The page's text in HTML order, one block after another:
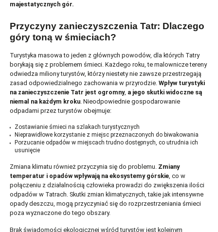
majestatycznych gór.
Przyczyny zanieczyszczenia Tatr: Dlaczego
góry toną w śmieciach?
Turystyka masowa to jeden z głównych powodów, dla których Tatry
borykają się z problemem śmieci. Każdego roku, te malownicze tereny
odwiedza miliony turystów, którzy niestety nie zawsze przestrzegają
zasad odpowiedzialnego zachowania w przyrodzie. Wpływ turystyki
na zanieczyszczenie Tatr jest ogromny, a jego skutki widoczne są
niemal na każdym kroku. Nieodpowiednie gospodarowanie
odpadami przez turystów obejmuje:
Zostawianie śmieci na szlakach turystycznych
Nieprawidłowe korzystanie z miejsc przeznaczonych do biwakowania
Porzucanie odpadów w miejscach trudno dostępnych, co utrudnia ich
usunięcie
Zmiana klimatu również przyczynia się do problemu. Zmiany
temperatur i opadów wpływają na ekosystemy górskie, co w
połączeniu z działalnością człowieka prowadzi do zwiększenia ilości
odpadów w Tatrach. Skutki zmian klimatycznych, takie jak intensywne
opady deszczu, mogą przyczyniać się do rozprzestrzeniania śmieci
poza wyznaczone do tego obszary.
Brak świadomości ekologicznej wśród turystów jest kolejnym